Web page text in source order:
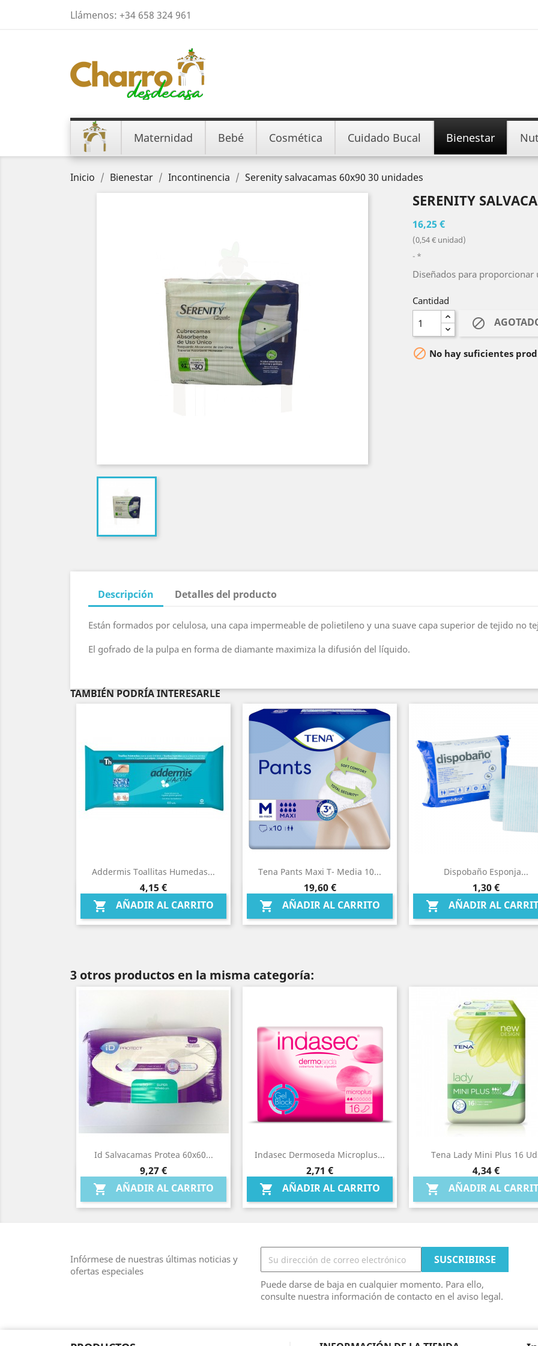
Llámenos: +34 658 324 961
Maternidad Bebé Cosmética Cuidado Bucal Bienestar
Inicio Bienestar Incontinencia Serenity salvacamas 60x90 30 unidades
SERENITY
16,25 €
(0,54 € unidad)
*
Diseñados para
Cantidad

 No hay suficientes
Descripción Detalles del producto
Están formados por celulosa, una capa impermeable de polietileno y una suave capa superior de tejido no
El gofrado de la pulpa en forma de diamante maximiza la difusión del líquido.
TAMBIÉN PODRÍA INTERESARLE
Addermis Toallitas Humedas...
Precio
4,15 €
 AÑADIR AL CARRITO
Vista rápida
Tena Pants Maxi T- Media 10...
Precio
19,60 €
 AÑADIR AL CARRITO
Vista rápida
Dispobaño Esponja...
Precio
1,30 €
 AÑADIR AL
Vista rápida
3 otros productos en la misma categoría:
Id Salvacamas Protea 60x60...
Precio
9,27 €
 AÑADIR AL CARRITO
Vista rápida
Indasec Dermoseda Microplus...
Precio
2,71 €
 AÑADIR AL CARRITO
Vista rápida
Tena Lady Mini Plus 16
Precio
4,34 €
 AÑADIR AL
Vista rápida
Infórmese de nuestras últimas noticias y
ofertas especiales
Puede darse de baja en cualquier momento. Para ello,
consulte nuestra información de contacto en el aviso legal.